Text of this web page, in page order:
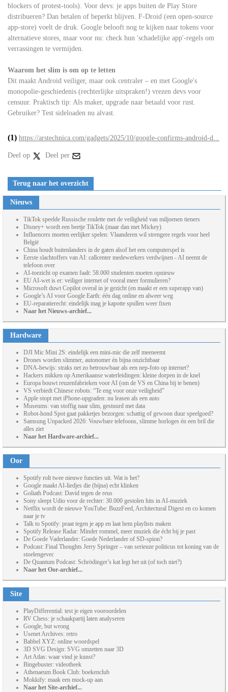
blockers of protest-tools). Voor devs: je apps buiten de Play Store
distribueren? Dan betalen of beperkt blijven. F-Droid (een open-source
app-store) voelt de druk. Google belooft nog te kijken naar tokens voor
alternatieve stores, maar voor nu: check hun 'schadelijke app'-regels om
verrassingen te vermijden.
Waarom het slim is om op te letten
Dit maakt Android veiliger, maar ook centraler – en met Google's
monopolie-geschiedenis (rechterlijke uitspraken!) vrezen devs voor
censuur. Praktisch tip: Als maker, upgrade naar betaald voor rust.
Gebruiker? Test sideloaden nu alvast.
(1) https://arstechnica.com/gadgets/2025/10/google-confirms-android-d...
Deel op Deel per
Terug naar het overzicht
Nieuws
TikTok speelde Russische roulette met de veiligheid van miljoenen tieners
Disney+ wordt een beetje TikTok (maar dan met Mickey)
Influencers moeten eerlijker spelen: Vlaanderen wil strengere regels voor heel
België
China houdt buitenlanders in de gaten alsof het een computerspel is
Eerste slachtoffers van AI: callcenter medewerkers verdwijnen - AI neemt de
telefoon over
AI-toezicht op examen faalt: 58.000 studenten moeten opnieuw
EU AI-wet is er: veiliger internet of vooral meer formulieren?
Microsoft duwt Copilot overal in je gezicht (en maakt er een superapp van)
Google’s AI voor Google Earth: één dag online en alweer weg
EU-reparatierecht: eindelijk mag je kapotte spullen weer fixen
Naar het Nieuws-archief...
Hardware
DJI Mic Mini 2S: eindelijk een mini-mic die zelf meeneemt
Drones worden slimmer, autonomer én bijna onzichtbaar
DNA-bewijs: straks net zo betrouwbaar als een nep-foto op internet?
Hackers mikken op Amerikaanse waterleidingen: kleine dorpen in de knel
Europa bouwt reuzenfabrieken voor AI (om de VS en China bij te benen)
VS verbiedt Chinese robots: “Te eng voor onze veiligheid”
Apple stopt met iPhone-upgraden: nu leasen als een auto
Museums: van stoffig naar slim, gestuurd met data
Robot-hond Spot gaat pakketjes bezorgen: schattig of gewoon duur speelgoed?
Samsung Unpacked 2026: Vouwbare telefoons, slimme horloges én een bril die
alles ziet
Naar het Hardware-archief...
Oor
Spotify rolt twee nieuwe functies uit. Wat is het?
Google maakt AI-liedjes die (bijna) echt klinken
Goliath Podcast: David tegen de reus
Sony sleept Udio voor de rechter: 30.000 gestolen hits in AI-muziek
Netflix wordt de nieuwe YouTube: BuzzFeed, Architectural Digest en co komen
naar je tv
Talk to Spotify: praat tegen je app en laat hem playlists maken
Spotify Release Radar: Minder rommel, meer muziek die écht bij je past
De Goede Vaderlander: Goede Nederlander of SD-spion?
Podcast: Final Thoughts Jerry Springer – van serieuze politicus tot koning van de
stoelengevec
De Quantum Podcast: Schrödinger’s kat legt het uit (of toch niet?)
Naar het Oor-archief...
Site
PlayDifferential: test je eigen vooroordelen
RV Chess: je schaakpartij laten analyseren
Google, but wrong
Usenet Archives: retro
Babbel XYZ: online woordspel
3D SVG Design: SVG omzetten naar 3D
Art Atlas: waar vind je kunst?
Bingebuster: videotheek
Athenaeum Book Club: boekenclub
Mokkify: maak een mock-up aan
Naar het Site-archief...